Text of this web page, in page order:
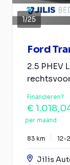
1/25
Ford
2.5 PHEV
Financieren?
€
per maand
83 km 12-
Jilis